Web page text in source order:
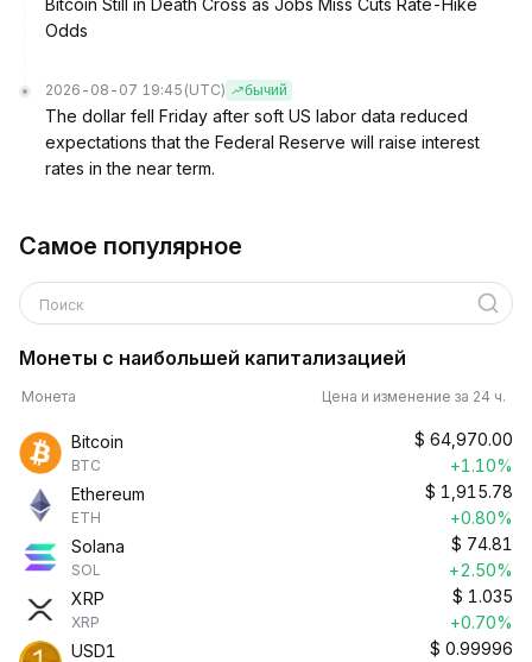
Bitcoin Still in Death Cross as Jobs Miss Cuts Rate-Hike
Odds
2026-08-07 19:45 (UTC) бычий
The dollar fell Friday after soft US labor data reduced
expectations that the Federal Reserve will raise interest
rates in the near term.
Самое популярное
Поиск
Монеты с наибольшей капитализацией
Монета Цена и изменение за 24 ч.
Bitcoin
BTC
$ 64,970.00
+1.10%
Ethereum
ETH
$ 1,915.78
+0.80%
Solana
SOL
$ 74.81
+2.50%
XRP
XRP
$ 1.035
+0.70%
USD1
$ 0.99996